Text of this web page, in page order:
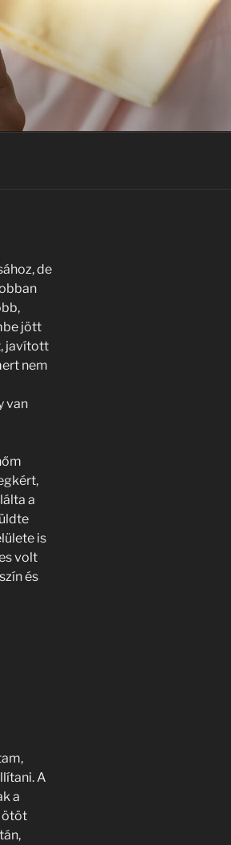
de
jött
javított
nem
van
a
is
volt
és
A
a
ötöt